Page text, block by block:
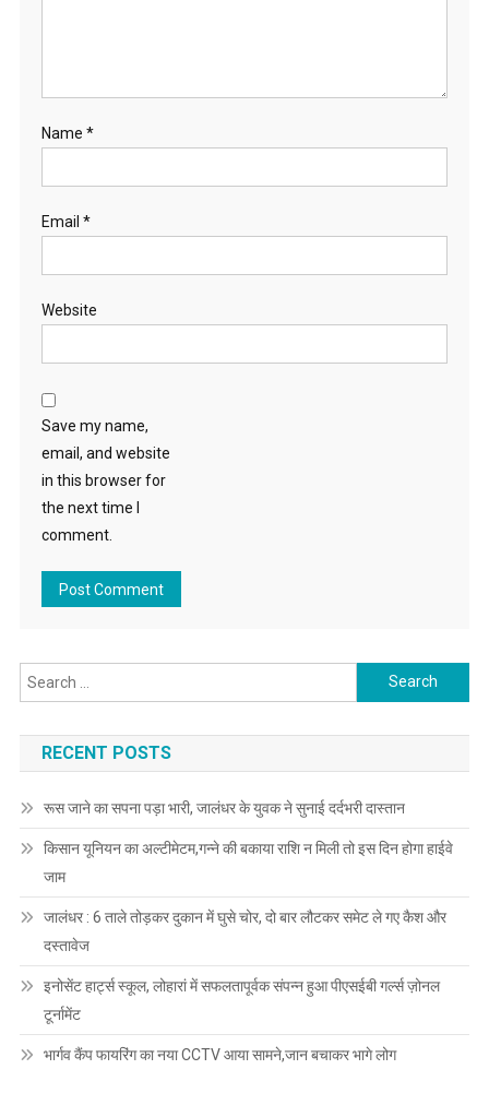
Name *
Email *
Website
Save my name,
email, and website
in this browser for
the next time I
comment.
Search for:
RECENT POSTS
रूस जाने का सपना पड़ा भारी, जालंधर के युवक ने सुनाई दर्दभरी दास्तान
किसान यूनियन का अल्टीमेटम,गन्ने की बकाया राशि न मिली तो इस दिन होगा हाईवे
जाम
जालंधर : 6 ताले तोड़कर दुकान में घुसे चोर, दो बार लौटकर समेट ले गए कैश और
दस्तावेज
इनोसेंट हार्ट्स स्कूल, लोहारां में सफलतापूर्वक संपन्न हुआ पीएसईबी गर्ल्स ज़ोनल
टूर्नामेंट
भार्गव कैंप फायरिंग का नया CCTV आया सामने,जान बचाकर भागे लोग